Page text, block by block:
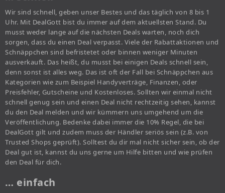
Wir sind schnell, geben unser Bestes und das täglich von 8 bis 1
Uhr. Mit DealGott bist du immer auf dem aktuellsten Stand. Du
musst weder lange auf die nächsten Deals warten, noch dich
sorgen, dass du einen Deal verpasst. Viele der Rabattaktionen und
Schnäppchen sind befristetet oder binnen weniger Minuten
ausverkauft. Das heißt, du musst bei einigen Deals schnell sein,
denn sonst ist alles weg. Das ist oft der Fall bei Schnäppchen aus
Kategorien wie zum Beispiel Handyverträge, Finanzen, oder
Preisfehler, Gutscheine und Kostenloses. Sollten wir einmal nicht
schnell genug sein und einen Deal nicht rechtzeitig sehen, kannst
du den Deal melden und wir kümmern uns umgehend um die
Veröffentlichung. Bedenke dabei immer die 10% Regel, die bei
DealGott gilt und zudem muss der Händler seriös sein (z.B. von
Trusted Shops geprüft). Solltest du dir mal nicht sicher sein, ob der
Deal gut ist, kannst du uns gerne um Hilfe bitten und wie prüfen
den Deal für dich.
… einfach